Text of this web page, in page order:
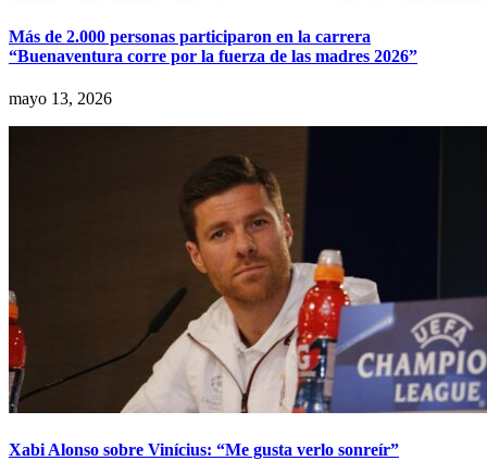
Más de 2.000 personas participaron en la carrera
“Buenaventura corre por la fuerza de las madres 2026”
mayo 13, 2026
Xabi Alonso sobre Vinícius: “Me gusta verlo sonreír”